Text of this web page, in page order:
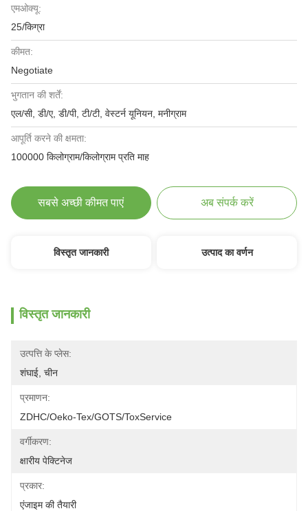
एमओक्यू:
25/किग्रा
कीमत:
Negotiate
भुगतान की शर्तें:
एल/सी, डी/ए, डी/पी, टी/टी, वेस्टर्न यूनियन, मनीग्राम
आपूर्ति करने की क्षमता:
100000 किलोग्राम/किलोग्राम प्रति माह
सबसे अच्छी कीमत पाएं अब संपर्क करें
विस्तृत जानकारी उत्पाद का वर्णन
विस्तृत जानकारी
उत्पत्ति के प्लेस:
शंघाई, चीन
प्रमाणन:
ZDHC/Oeko-Tex/GOTS/ToxService
वर्गीकरण:
क्षारीय पेक्टिनेज
प्रकार:
एंजाइम की तैयारी